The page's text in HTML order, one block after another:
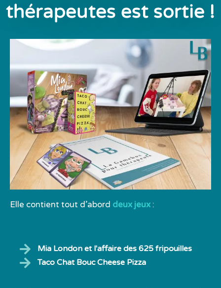
thérapeutes est sortie !
Elle contient tout d’abord deux jeux :
Mia London et l'affaire des 625 fripouilles
Taco Chat Bouc Cheese Pizza